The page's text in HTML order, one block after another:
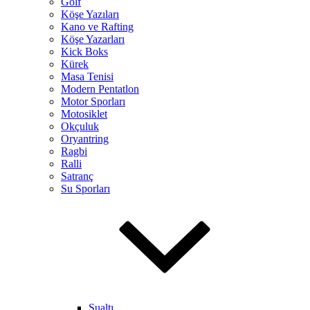
Köşe Yazıları
Kano ve Rafting
Köşe Yazarları
Kick Boks
Kürek
Masa Tenisi
Modern Pentatlon
Motor Sporları
Motosiklet
Okçuluk
Oryantring
Ragbi
Ralli
Satranç
Su Sporları
Sualtı